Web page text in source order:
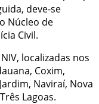
deve-se
Núcleo de
Civil.
localizadas nos
Coxim,
Naviraí, Nova
Lagoas.